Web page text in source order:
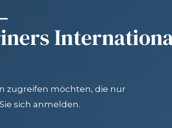
MITGLIEDERZENTRUM
zugreifen möchten, die nur
sich anmelden.